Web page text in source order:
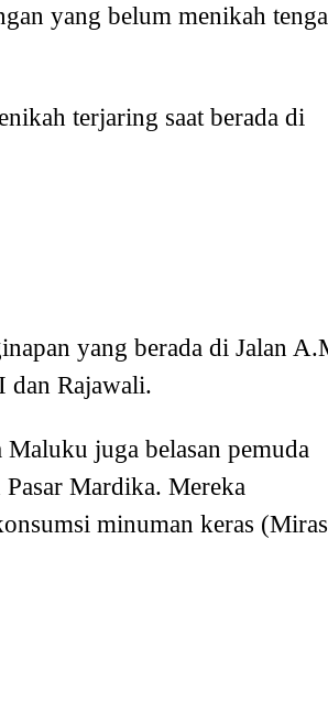
yang belum menikah
terjaring saat berada di
yang berada di Jalan
dan Rajawali.
juga belasan pemuda
Mardika. Mereka
minuman keras